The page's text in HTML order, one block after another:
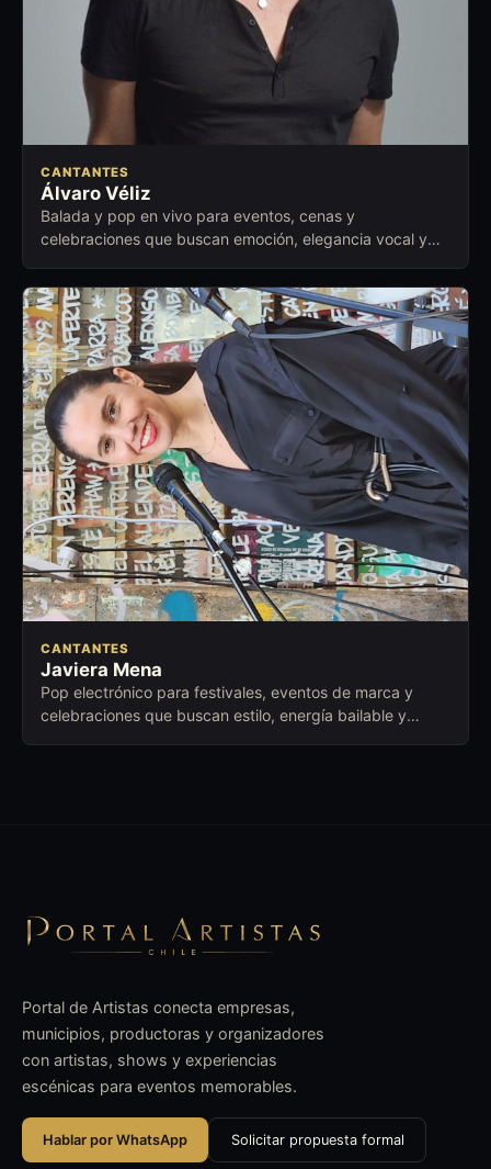
CANTANTES
Álvaro Véliz
Balada y pop en vivo para eventos, cenas y
celebraciones que buscan emoción, elegancia vocal y
CANTANTES
Javiera Mena
Pop electrónico para festivales, eventos de marca y
celebraciones que buscan estilo, energía bailable y
Portal de Artistas conecta empresas,
municipios, productoras y organizadores
con artistas, shows y experiencias
escénicas para eventos memorables.
Hablar por WhatsApp Solicitar propuesta formal